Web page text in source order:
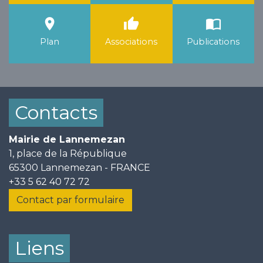
room
Plan
thumb_up
Associations
import_contacts
Publications
Contacts
Mairie de Lannemezan
1, place de la République
65300 Lannemezan - FRANCE
+33 5 62 40 72 72
Contact par formulaire
Liens